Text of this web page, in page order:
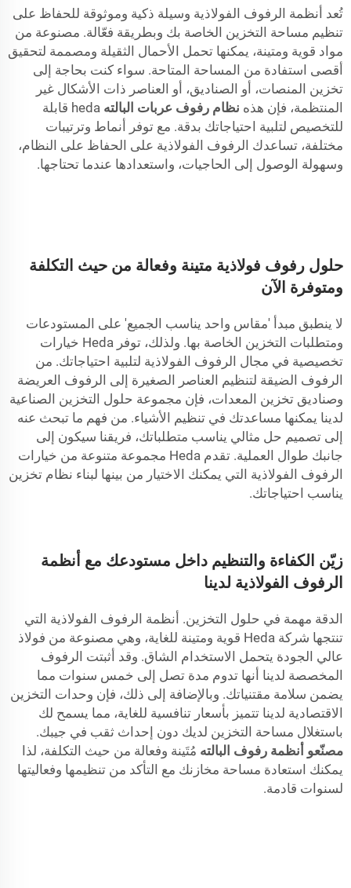
تُعد أنظمة الرفوف الفولاذية وسيلة ذكية وموثوقة للحفاظ على
تنظيم مساحة التخزين الخاصة بك وبطريقة فعّالة. مصنوعة من
مواد قوية ومتينة، يمكنها تحمل الأحمال الثقيلة ومصممة لتحقيق
أقصى استفادة من المساحة المتاحة. سواء كنت بحاجة إلى
تخزين المنصات، أو الصناديق، أو العناصر ذات الأشكال غير
المنتظمة، فإن هذه نظام رفوف عربات البالته
heda قابلة
للتخصيص لتلبية احتياجاتك بدقة. مع توفر أنماط وترتيبات
مختلفة، تساعدك الرفوف الفولاذية على الحفاظ على النظام،
وسهولة الوصول إلى الحاجيات، واستعدادها عندما تحتاجها.
حلول رفوف فولاذية متينة وفعالة من حيث التكلفة
ومتوفرة الآن
لا ينطبق مبدأ 'مقاس واحد يناسب الجميع' على المستودعات
ومتطلبات التخزين الخاصة بها. ولذلك، توفر Heda خيارات
تخصيصية في مجال الرفوف الفولاذية لتلبية احتياجاتك. من
الرفوف الضيقة لتنظيم العناصر الصغيرة إلى الرفوف العريضة
وصناديق تخزين المعدات، فإن مجموعة حلول التخزين الصناعية
لدينا يمكنها مساعدتك في تنظيم الأشياء. من فهم ما تبحث عنه
إلى تصميم حل مثالي يناسب متطلباتك، فريقنا سيكون إلى
جانبك طوال العملية. تقدم Heda مجموعة متنوعة من خيارات
الرفوف الفولاذية التي يمكنك الاختيار من بينها لبناء نظام تخزين
يناسب احتياجاتك.
زيّن الكفاءة والتنظيم داخل مستودعك مع أنظمة
الرفوف الفولاذية لدينا
الدقة مهمة في حلول التخزين. أنظمة الرفوف الفولاذية التي
تنتجها شركة Heda قوية ومتينة للغاية، وهي مصنوعة من فولاذ
عالي الجودة يتحمل الاستخدام الشاق. وقد أثبتت الرفوف
المخصصة لدينا أنها تدوم مدة تصل إلى خمس سنوات مما
يضمن سلامة مقتنياتك. وبالإضافة إلى ذلك، فإن وحدات التخزين
الاقتصادية لدينا تتميز بأسعار تنافسية للغاية، مما يسمح لك
باستغلال مساحة التخزين لديك دون إحداث ثقب في جيبك.
مصنّعو أنظمة رفوف البالته مُتَينة وفعالة من حيث التكلفة، لذا
يمكنك استعادة مساحة مخازنك مع التأكد من تنظيمها وفعاليتها
لسنوات قادمة.